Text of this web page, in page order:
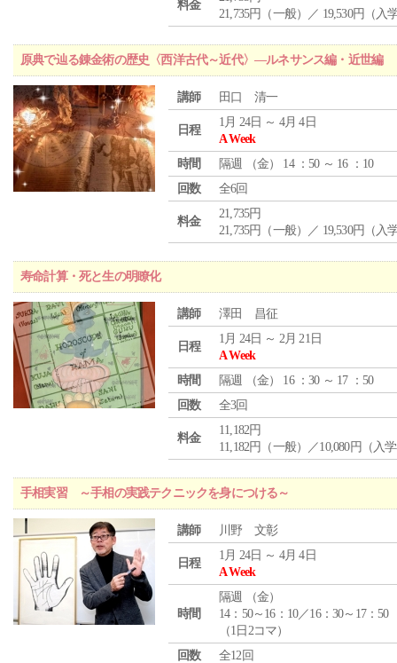
料金
21,735円（一般）／ 19,530円（入
原典で辿る錬金術の歴史〈西洋古代～近代〉―ルネサンス編・近世編
講師 田口 清一
日程
1月 24日 ～ 4月 4日
A Week
時間
隔週 （金） 14 ：50 ～ 16 ：10
回数
全6回
料金
21,735円
21,735円（一般）／ 19,530円（入
寿命計算・死と生の明瞭化
講師 澤田 昌征
日程
1月 24日 ～ 2月 21日
A Week
時間
隔週 （金） 16 ：30 ～ 17 ：50
回数
全3回
料金
11,182円
11,182円（一般）／10,080円（入
手相実習 ～手相の実践テクニックを身につける～
講師 川野 文彰
日程
1月 24日 ～ 4月 4日
A Week
時間
隔週 （金）
14：50～16：10／16：30～17：50
（1日2コマ）
回数
全12回